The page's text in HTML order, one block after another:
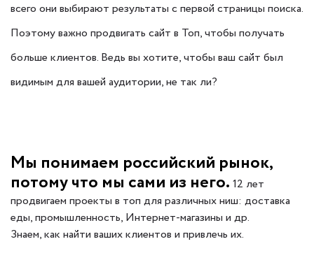
всего они выбирают результаты с первой страницы поиска.
Поэтому важно продвигать сайт в Топ, чтобы получать
больше клиентов. Ведь вы хотите, чтобы ваш сайт был
видимым для вашей аудитории, не так ли?
Мы понимаем российский рынок,
потому что мы сами из него. 12 лет
продвигаем проекты в топ для различных ниш: доставка
еды, промышленность, Интернет-магазины и др.
Знаем, как найти ваших клиентов и привлечь их.